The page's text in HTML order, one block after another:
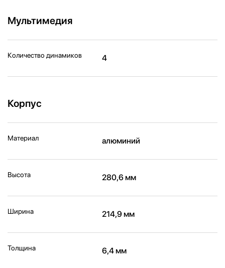
Мультимедия
Количество динамиков 4
Корпус
Материал алюминий
Высота 280,6 мм
Ширина 214,9 мм
Толщина 6,4 мм